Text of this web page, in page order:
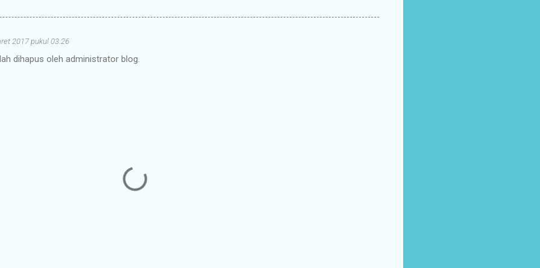
2017 pukul 03.26
dihapus oleh administrator blog.